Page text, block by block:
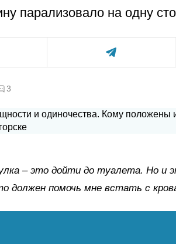
парализовало на одну
3
– это дойти до туалета. Но и
должен помочь мне встать с